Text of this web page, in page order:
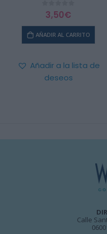
out of 5
3,50€
AÑADIR AL CARRITO
Añadir a la lista de
deseos
Calle